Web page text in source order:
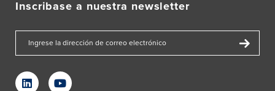
Inscribase a nuestra newsletter